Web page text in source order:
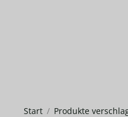
Start Produkte